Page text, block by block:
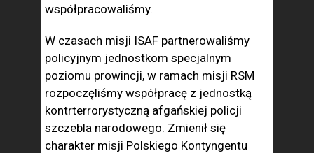
współpracowaliśmy.
W czasach misji ISAF partnerowaliśmy
policyjnym jednostkom specjalnym
poziomu prowincji, w ramach misji RSM
rozpoczęliśmy współpracę z jednostką
kontrterrorystyczną afgańskiej policji
szczebla narodowego. Zmienił się
charakter misji Polskiego Kontyngentu